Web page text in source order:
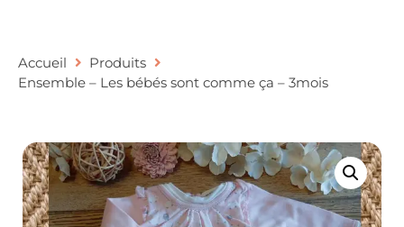
Accueil
Produits
Ensemble – Les bébés sont comme ça – 3mois